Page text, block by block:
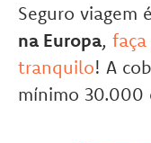
Seguro viagem é
na Europa,
tranquilo! A
mínimo 30.000